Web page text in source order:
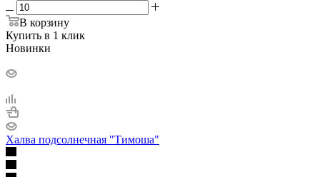
В корзину
Купить в 1 клик
Новинки
Халва подсолнечная "Тимоша"